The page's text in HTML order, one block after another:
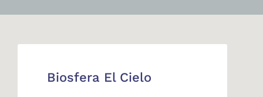
Biosfera El Cielo